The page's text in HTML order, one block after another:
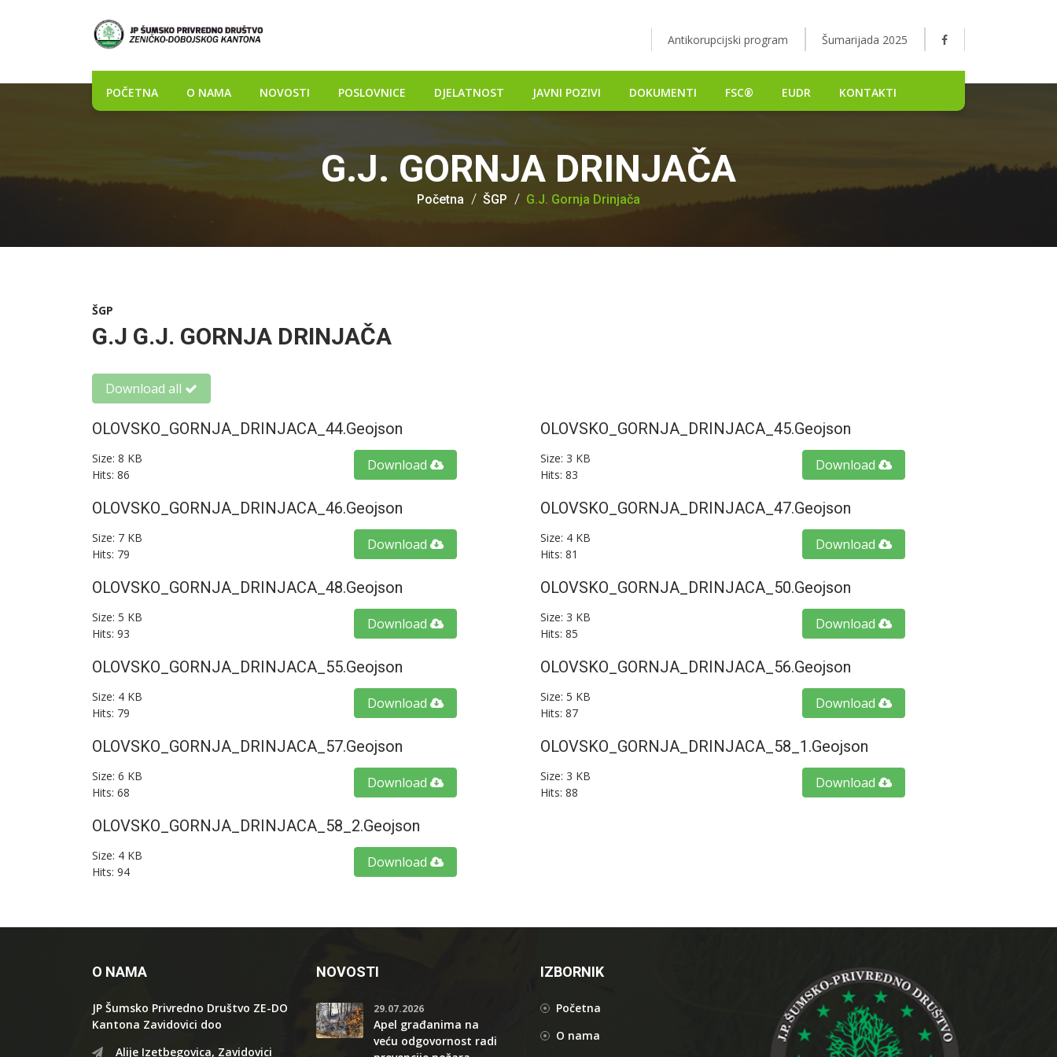
Šumarijada 2025
Antikorupcijski program
POČETNA O NAMA NOVOSTI POSLOVNICE DJELATNOST JAVNI POZIVI DOKUMENTI FSC® EUDR KONTAKTI
G.J. GORNJA DRINJAČA
Početna ŠGP G.J. Gornja Drinjača
ŠGP
G.J G.J. GORNJA DRINJAČA
Download all
OLOVSKO_GORNJA_DRINJACA_44.geojson
Size: 8 KB
Hits: 86
Download
OLOVSKO_GORNJA_DRINJACA_45.geojson
Size: 3 KB
Hits: 83
Download
OLOVSKO_GORNJA_DRINJACA_46.geojson
Size: 7 KB
Hits: 79
Download
OLOVSKO_GORNJA_DRINJACA_47.geojson
Size: 4 KB
Hits: 81
Download
OLOVSKO_GORNJA_DRINJACA_48.geojson
Size: 5 KB
Hits: 93
Download
OLOVSKO_GORNJA_DRINJACA_50.geojson
Size: 3 KB
Hits: 85
Download
OLOVSKO_GORNJA_DRINJACA_55.geojson
Size: 4 KB
Hits: 79
Download
OLOVSKO_GORNJA_DRINJACA_56.geojson
Size: 5 KB
Hits: 87
Download
OLOVSKO_GORNJA_DRINJACA_57.geojson
Size: 6 KB
Hits: 68
Download
OLOVSKO_GORNJA_DRINJACA_58_1.geojson
Size: 3 KB
Hits: 88
Download
OLOVSKO_GORNJA_DRINJACA_58_2.geojson
Size: 4 KB
Hits: 94
Download
O NAMA
JP Šumsko Privredno Društvo ZE-DO
Kantona Zavidovici doo
Alije Izetbegovica, Zavidovici
NOVOSTI
29.07.2026
Apel građanima na
veću odgovornost radi
IZBORNIK
Početna
O nama